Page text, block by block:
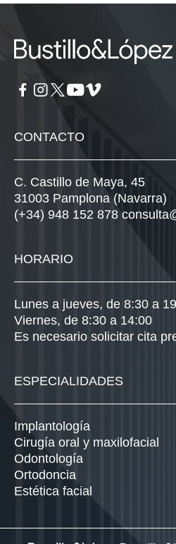
CONTACTO
C. Castillo de Maya, 45
31003 Pamplona (Navarra)
(+34) 948 152 878
HORARIO
Lunes a jueves, de 8:30 a
Viernes, de 8:30 a 14:00
Es necesario solicitar cita
ESPECIALIDADES
Implantología
Cirugía oral y maxilofacial
Odontología
Ortodoncia
Estética facial